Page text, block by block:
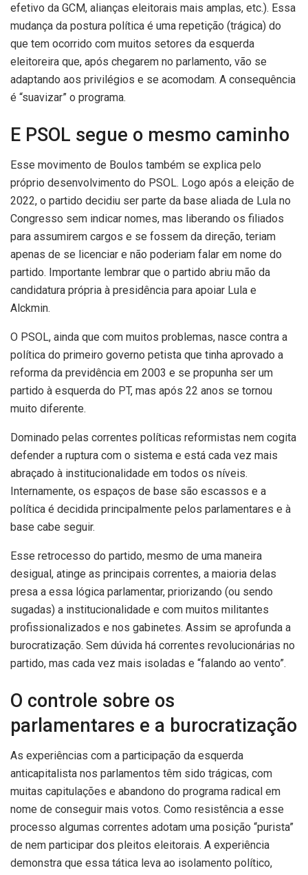
efetivo da GCM, alianças eleitorais mais amplas, etc.). Essa
mudança da postura política é uma repetição (trágica) do
que tem ocorrido com muitos setores da esquerda
eleitoreira que, após chegarem no parlamento, vão se
adaptando aos privilégios e se acomodam. A consequência
é “suavizar” o programa.
E PSOL segue o mesmo caminho
Esse movimento de Boulos também se explica pelo
próprio desenvolvimento do PSOL. Logo após a eleição de
2022, o partido decidiu ser parte da base aliada de Lula no
Congresso sem indicar nomes, mas liberando os filiados
para assumirem cargos e se fossem da direção, teriam
apenas de se licenciar e não poderiam falar em nome do
partido. Importante lembrar que o partido abriu mão da
candidatura própria à presidência para apoiar Lula e
Alckmin.
O PSOL, ainda que com muitos problemas, nasce contra a
política do primeiro governo petista que tinha aprovado a
reforma da previdência em 2003 e se propunha ser um
partido à esquerda do PT, mas após 22 anos se tornou
muito diferente.
Dominado pelas correntes políticas reformistas nem cogita
defender a ruptura com o sistema e está cada vez mais
abraçado à institucionalidade em todos os níveis.
Internamente, os espaços de base são escassos e a
política é decidida principalmente pelos parlamentares e à
base cabe seguir.
Esse retrocesso do partido, mesmo de uma maneira
desigual, atinge as principais correntes, a maioria delas
presa a essa lógica parlamentar, priorizando (ou sendo
sugadas) a institucionalidade e com muitos militantes
profissionalizados e nos gabinetes. Assim se aprofunda a
burocratização. Sem dúvida há correntes revolucionárias no
partido, mas cada vez mais isoladas e “falando ao vento”.
O controle sobre os
parlamentares e a burocratização
As experiências com a participação da esquerda
anticapitalista nos parlamentos têm sido trágicas, com
muitas capitulações e abandono do programa radical em
nome de conseguir mais votos. Como resistência a esse
processo algumas correntes adotam uma posição “purista”
de nem participar dos pleitos eleitorais. A experiência
demonstra que essa tática leva ao isolamento político,